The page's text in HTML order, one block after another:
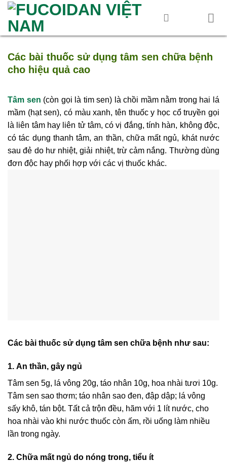
Skip
content
Các bài thuốc sử dụng tâm sen chữa bệnh
cho hiệu quả cao
Tâm sen (còn gọi là tim sen) là chồi mầm nằm trong hai lá
mầm (hạt sen), có màu xanh, tên thuốc y học cổ truyền gọi
là liên tâm hay liên tử tâm, có vị đắng, tính hàn, không độc,
có tác dụng thanh tâm, an thần, chữa mất ngủ, khát nước
sau đẻ do hư nhiệt, giải nhiệt, trừ cảm nắng. Thường dùng
đơn độc hay phối hợp với các vị thuốc khác.
Các bài thuốc sử dụng tâm sen chữa bệnh như sau:
1. An thần, gây ngủ
Tâm sen 5g, lá vông 20g, táo nhân 10g, hoa nhài tươi 10g.
Tâm sen sao thơm; táo nhân sao đen, đập dập; lá vông
sấy khô, tán bột. Tất cả trộn đều, hãm với 1 lít nước, cho
hoa nhài vào khi nước thuốc còn ấm, rồi uống làm nhiều
lần trong ngày.
2. Chữa mất ngủ do nóng trong, tiểu ít